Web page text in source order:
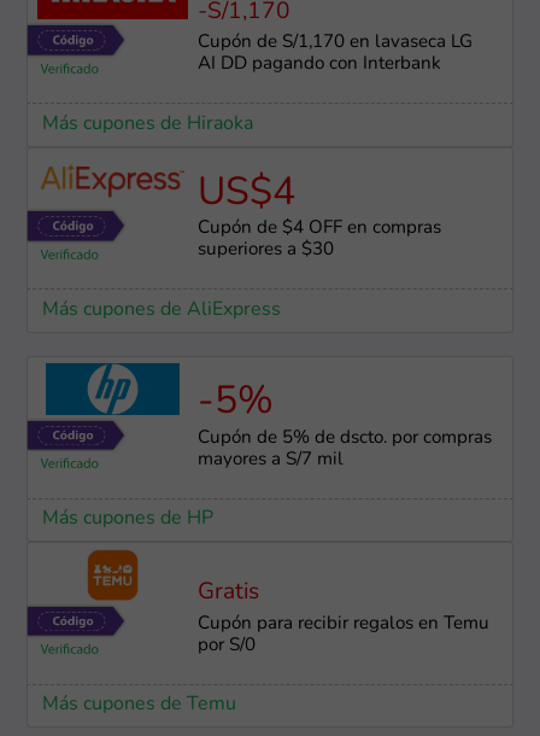
-S/1,170
Cupón de S/1,170 en lavaseca LG
AI DD pagando con Interbank
Más cupones de Hiraoka
US$4
Cupón de $4 OFF en compras
superiores a $30
Más cupones de AliExpress
-5%
Cupón de 5% de dscto. por compras
mayores a S/7 mil
Más cupones de HP
Gratis
Cupón para recibir regalos en Temu
por S/0
Más cupones de Temu